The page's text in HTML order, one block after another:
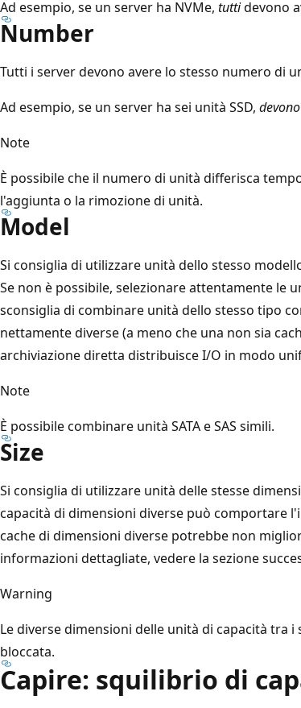
Ad esempio, se un server ha NVMe, tuttidevono
Number
Tutti i server devono avere lo stesso numero di
Ad esempio, se un server ha sei unità SSD,
Note
È possibile che il numero di unità differisca
l'aggiunta o la rimozione di unità.
Model
Si consiglia di utilizzare unità dello stesso
Se non è possibile, selezionare attentamente le
sconsiglia di combinare unità dello stesso tipo
nettamente diverse (a meno che una non sia
archiviazione diretta distribuisce I/O in modo
Note
È possibile combinare unità SATA e SAS simili.
Size
Si consiglia di utilizzare unità delle stesse
capacità di dimensioni diverse può comportare
cache di dimensioni diverse potrebbe non
informazioni dettagliate, vedere la sezione
Warning
Le diverse dimensioni delle unità di capacità tra
bloccata.
Capire: squilibrio di